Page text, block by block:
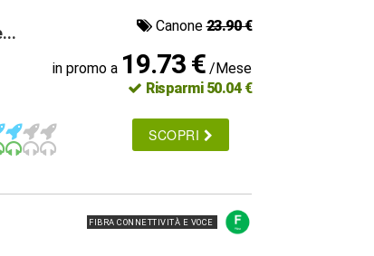
Canone23.90 €
in promo a 19.73 € /Mese
Risparmi 50.04 €
SCOPRI
FIBRA CONNETTIVITÀ E VOCE